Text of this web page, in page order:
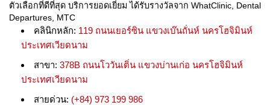
ตัวเลือกที่ดีที่สุด บริการยอดเยี่ยม ได้รับรางวัลจาก WhatClinic, Dental
Departures, MTC
คลินิกหลัก: 119 ถนนเยอร์ซิน แขวงเบ๊นถั่นห์ นครโฮจิมินห์
ประเทศเวียดนาม
สาขา: 378B ถนนโววันเติ่น แขวงบ่านเก่อ นครโฮจิมินห์
ประเทศเวียดนาม
สายด่วน: (+84) 973 199 986